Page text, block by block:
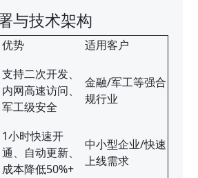
与技术架构
优势 适用客户
支持二次开发、
内网高速访问、
军工级安全
金融/军工等强合
规行业
1小时快速开
通、自动更新、
成本降低50%+
中小型企业/快速
上线需求